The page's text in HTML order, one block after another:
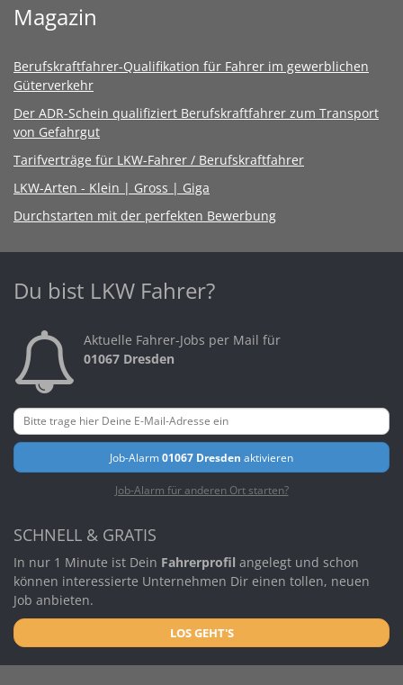
Magazin
Berufskraftfahrer-Qualifikation für Fahrer im gewerblichen
Güterverkehr
Der ADR-Schein qualifiziert Berufskraftfahrer zum Transport
von Gefahrgut
Tarifverträge für LKW-Fahrer / Berufskraftfahrer
LKW-Arten - Klein | Gross | Giga
Durchstarten mit der perfekten Bewerbung
Du bist LKW Fahrer?
Aktuelle Fahrer-Jobs per Mail für
01067 Dresden
Job-Alarm01067 Dresden aktivieren
Job-Alarm für anderen Ort starten?
SCHNELL & GRATIS
In nur 1 Minute ist Dein Fahrerprofil angelegt und schon
können interessierte Unternehmen Dir einen tollen, neuen
Job anbieten.
LOS GEHT'S